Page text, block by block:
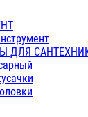
ДЛЯ